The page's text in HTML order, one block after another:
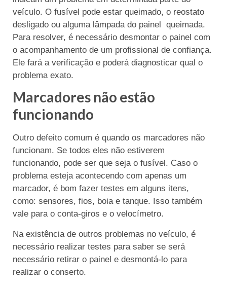
veículo. O fusível pode estar queimado, o reostato
desligado ou alguma lâmpada do painel queimada.
Para resolver, é necessário desmontar o painel com
o acompanhamento de um profissional de confiança.
Ele fará a verificação e poderá diagnosticar qual o
problema exato.
Marcadores não estão
funcionando
Outro defeito comum é quando os marcadores não
funcionam. Se todos eles não estiverem
funcionando, pode ser que seja o fusível. Caso o
problema esteja acontecendo com apenas um
marcador, é bom fazer testes em alguns itens,
como: sensores, fios, boia e tanque. Isso também
vale para o conta-giros e o velocímetro.
Na existência de outros problemas no veículo, é
necessário realizar testes para saber se será
necessário retirar o painel e desmontá-lo para
realizar o conserto.